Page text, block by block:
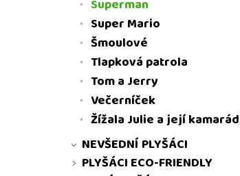
Superman
Super Mario
Šmoulové
Tlapková patrola
Tom a Jerry
Večerníček
Žížala Julie a její
NEVŠEDNÍ PLYŠÁCI
PLYŠÁCI ECO-FRIENDLY